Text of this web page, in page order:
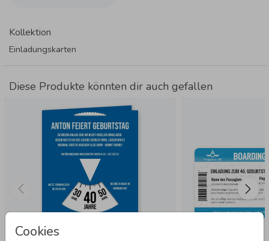
Cookies
Kollektion
Einladungskarten
Diese Produkte könnten dir auch gefallen